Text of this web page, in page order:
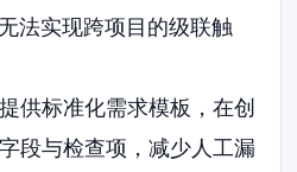
法实现跨项目的级联触
提供标准化需求模板，在创
段与检查项，减少人工漏